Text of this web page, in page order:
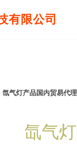
有限公司
氙气灯产品国内贸易代
氙气